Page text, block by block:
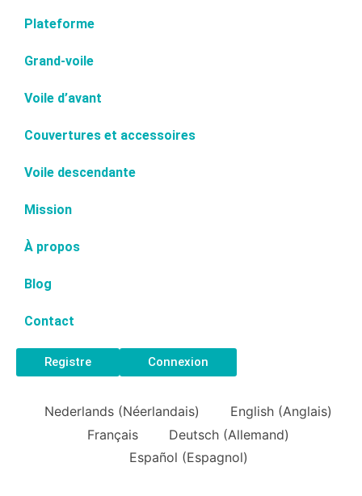
Plateforme
Grand-voile
Voile d’avant
Couvertures et accessoires
Voile descendante
Mission
À propos
Blog
Contact
Registre Connexion
Nederlands (Néerlandais) English (Anglais)
Français
Deutsch (Allemand)
Español (Espagnol)